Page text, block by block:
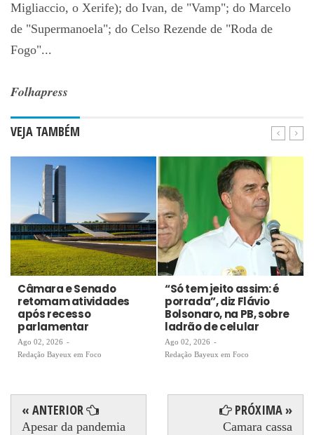
Migliaccio, o Xerife); do Ivan, de "Vamp"; do Marcelo
de "Supermanoela"; do Celso Rezende de "Roda de
Fogo"...
Folhapress
VEJA TAMBÉM
Câmara e Senado
retomam atividades
após recesso
parlamentar
Ago 02, 2026 -
Redação Bayeux em Foco
“Só tem jeito assim: é
porrada”, diz Flávio
Bolsonaro, na PB, sobre
ladrão de celular
Ago 02, 2026 -
Redação Bayeux em Foco
« ANTERIOR
Apesar da pandemia
PRÓXIMA »
Camara cassa